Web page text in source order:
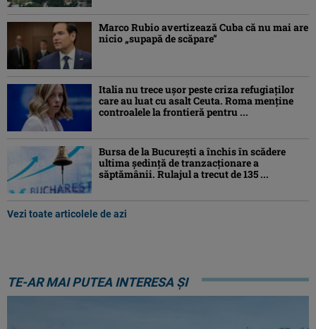
Marco Rubio avertizează Cuba că nu mai are
nicio „supapă de scăpare”
Italia nu trece ușor peste criza refugiaților
care au luat cu asalt Ceuta. Roma menține
controalele la frontieră pentru ...
Bursa de la București a închis în scădere
ultima ședință de tranzacționare a
săptămânii. Rulajul a trecut de 135 ...
Vezi toate articolele de azi
TE-AR MAI PUTEA INTERESA ȘI